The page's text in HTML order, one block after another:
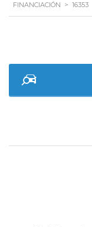
FINANCIACIÓN > 16353